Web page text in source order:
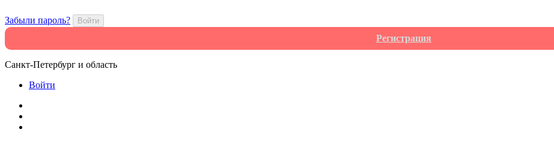
Забыли пароль? Войти
Регистрация
Санкт-Петербург и область
Войти